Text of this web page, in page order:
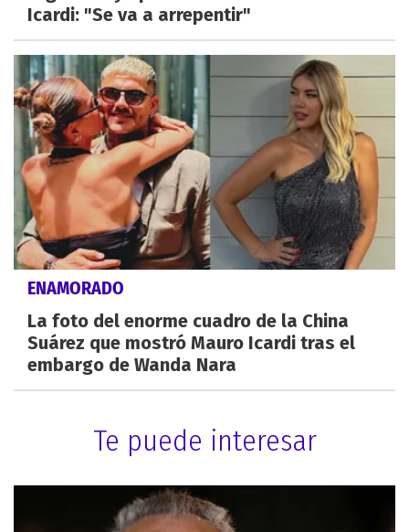
Icardi: "Se va a arrepentir"
ENAMORADO
La foto del enorme cuadro de la China
Suárez que mostró Mauro Icardi tras el
embargo de Wanda Nara
Te puede interesar